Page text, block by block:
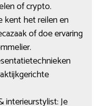
of crypto.
kent het reilen en
of doe ervaring
interieurstylist: Je